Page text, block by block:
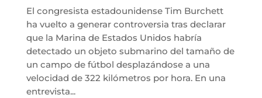
El congresista estadounidense Tim Burchett
ha vuelto a generar controversia tras declarar
que la Marina de Estados Unidos habría
detectado un objeto submarino del tamaño de
un campo de fútbol desplazándose a una
velocidad de 322 kilómetros por hora. En una
entrevista...